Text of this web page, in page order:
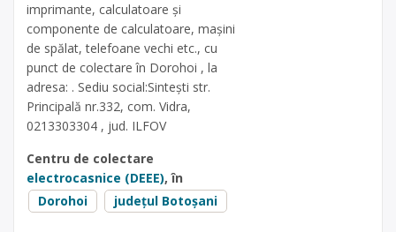
imprimante, calculatoare și
componente de calculatoare, mașini
de spălat, telefoane vechi etc., cu
punct de colectare în Dorohoi , la
adresa: . Sediu social:Sintești str.
Principală nr.332, com. Vidra,
0213303304 , jud. ILFOV
Centru de colectare
electrocasnice (DEEE), în
Dorohoi
județul Botoșani